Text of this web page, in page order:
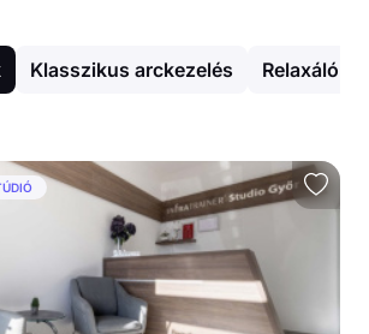
Klasszikus arckezelés Relaxáló